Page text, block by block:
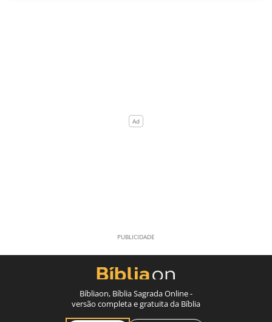
Bíbliaon, Bíblia Sagrada Online -
versão completa e gratuita da Bíblia